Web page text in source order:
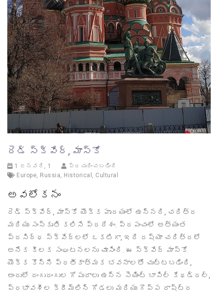
రెడ్ స్క్వేర్, మాస్కో
1 జనవరి, 1
ప్రచురించబడింది
Europe, Russia, Historical , Cultural
అవలోకనం
రెడ్ స్క్వేర్, మాస్కో యొక్క హృదయంలో ఉన్నది, చరిత్ర
మరియు సంస్కృతి కలిసే ప్రదేశం. ప్రపంచంలో అత్యంత
ప్రసిద్ధ స్క్వేర్లలో ఒకటిగా, ఇది రష్యా చరిత్రలో
అనేక కీలక సంఘటనలను చూసింది. ఈ స్క్వేర్ మాస్కో
యొక్క కొన్ని ప్రతీకాత్మక భవనాలతో చుట్టబడింది,
అందులో రంగురంగుల గోపురాలు ఉన్న సెయింట్ బాసిల్ కేథడ్రల్,
ప్రభావశీల క్రీమ్లిన్ గోడలు మరియు గొప్ప రాష్ట్ర